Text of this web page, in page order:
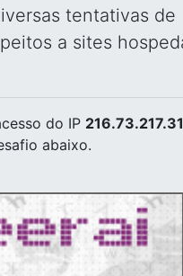
tentativas de
a sites
do IP 216.73.217.31
abaixo.